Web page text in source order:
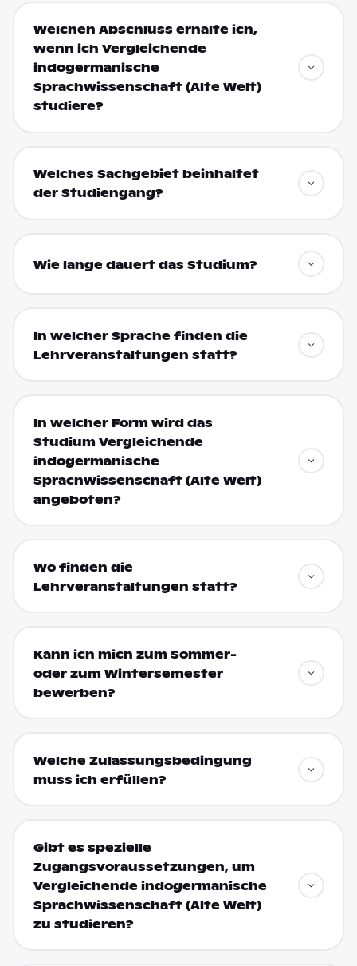
Welchen Abschluss erhalte ich,
wenn ich Vergleichende
indogermanische
Sprachwissenschaft (Alte Welt)
studiere?
Welches Sachgebiet beinhaltet
der Studiengang?
Wie lange dauert das Studium?
In welcher Sprache finden die
Lehrveranstaltungen statt?
In welcher Form wird das
Studium Vergleichende
indogermanische
Sprachwissenschaft (Alte Welt)
angeboten?
Wo finden die
Lehrveranstaltungen statt?
Kann ich mich zum Sommer-
oder zum Wintersemester
bewerben?
Welche Zulassungsbedingung
muss ich erfüllen?
Gibt es spezielle
Zugangsvoraussetzungen, um
Vergleichende indogermanische
Sprachwissenschaft (Alte Welt)
zu studieren?